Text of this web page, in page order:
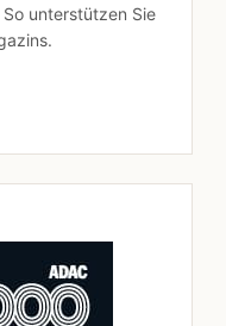
unterstützen Sie